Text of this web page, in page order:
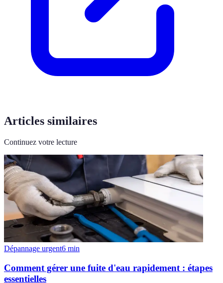
Articles similaires
Continuez votre lecture
Dépannage urgent6 min
Comment gérer une fuite d'eau rapidement : étapes
essentielles